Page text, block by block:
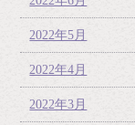
2022年5月
2022年4月
2022年3月